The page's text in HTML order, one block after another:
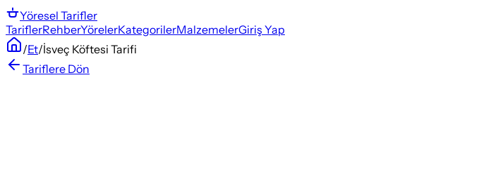
Yöresel Tarifler
TariflerRehberYörelerKategorilerMalzemelerGiriş Yap
/Et/İsveç Köftesi Tarifi
Tariflere Dön